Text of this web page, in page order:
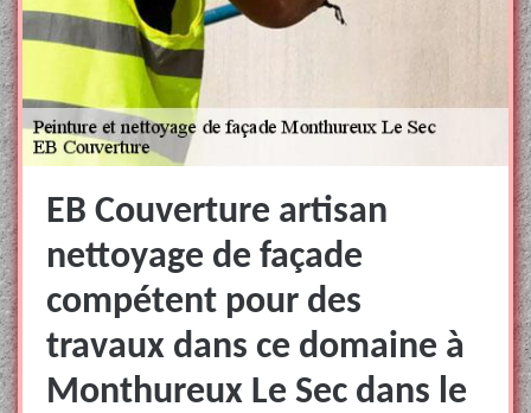
EB Couverture artisan
nettoyage de façade
compétent pour des
travaux dans ce domaine à
Monthureux Le Sec dans le